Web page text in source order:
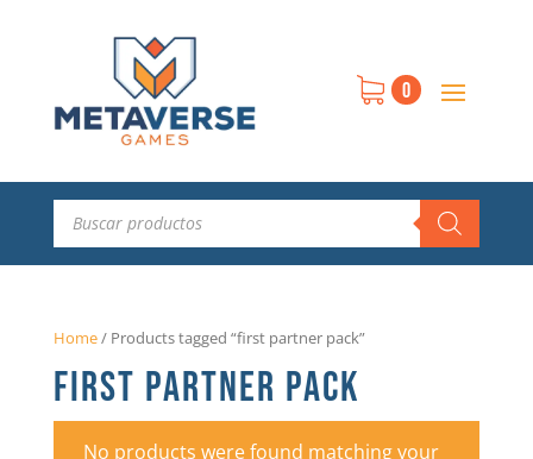
0
Búsqueda
productos
Home/ Products tagged “first partner pack”
FIRST PARTNER PACK
No products were found matching your